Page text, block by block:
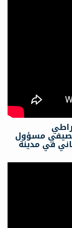
مصيفي مسؤول
في مدينة